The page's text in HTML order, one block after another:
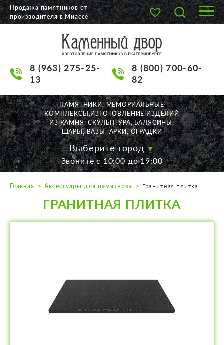
О КОМПАНИИ
НАШИ РАБОТЫ
АКЦИИ
ДОСТАВКА
КОНТАКТЫ
K2532513@yandex.ru
Пн. — Пт. с 10:00 до 19:00
Воскресенье по договор.
Продажа памятников от
производителя в Миассе
8 (963) 275-25-
13
8 (800) 700-60-
82
ПАМЯТНИКИ, МЕМОРИАЛЬНЫЕ
КОМПЛЕКСЫ,ИЗГОТОВЛЕНИЕ ИЗДЕЛИЙ
ИЗ КАМНЯ: СКУЛЬПТУРА, БАЛЯСИНЫ,
ШАРЫ, ВАЗЫ, АРКИ, ОГРАДКИ
Выберите город
Звоните с 10:00 до 19:00
Главная Аксессуары для памятника Гранитная плитка
ГРАНИТНАЯ ПЛИТКА